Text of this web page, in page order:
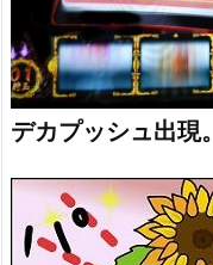
デカプッシュ出現。